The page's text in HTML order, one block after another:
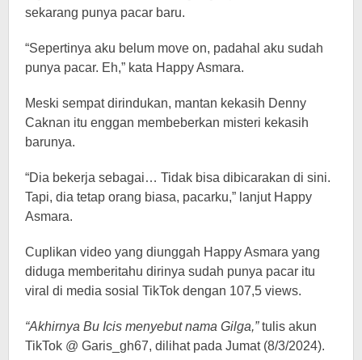
sekarang punya pacar baru.
“Sepertinya aku belum move on, padahal aku sudah
punya pacar. Eh,” kata Happy Asmara.
Meski sempat dirindukan, mantan kekasih Denny
Caknan itu enggan membeberkan misteri kekasih
barunya.
“Dia bekerja sebagai… Tidak bisa dibicarakan di sini.
Tapi, dia tetap orang biasa, pacarku,” lanjut Happy
Asmara.
Cuplikan video yang diunggah Happy Asmara yang
diduga memberitahu dirinya sudah punya pacar itu
viral di media sosial TikTok dengan 107,5 views.
“Akhirnya Bu Icis menyebut nama Gilga,”tulis akun
TikTok @ Garis_gh67, dilihat pada Jumat (8/3/2024).